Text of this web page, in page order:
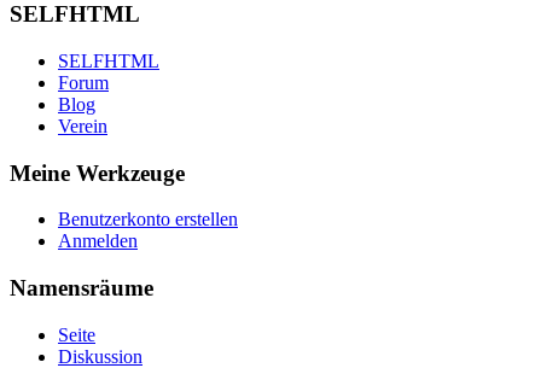
SELFHTML
SELFHTML
Forum
Blog
Verein
Meine Werkzeuge
Benutzerkonto erstellen
Anmelden
Namensräume
Seite
Diskussion